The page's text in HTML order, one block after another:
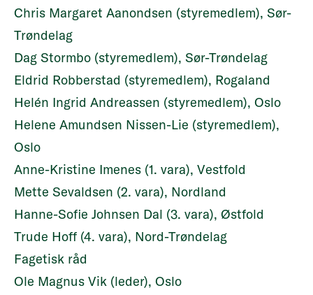
Chris Margaret Aanondsen (styremedlem), Sør-
Trøndelag
Dag Stormbo (styremedlem), Sør-Trøndelag
Eldrid Robberstad (styremedlem), Rogaland
Helén Ingrid Andreassen (styremedlem), Oslo
Helene Amundsen Nissen-Lie (styremedlem),
Oslo
Anne-Kristine Imenes (1. vara), Vestfold
Mette Sevaldsen (2. vara), Nordland
Hanne-Sofie Johnsen Dal (3. vara), Østfold
Trude Hoff (4. vara), Nord-Trøndelag
Fagetisk råd
Ole Magnus Vik (leder), Oslo